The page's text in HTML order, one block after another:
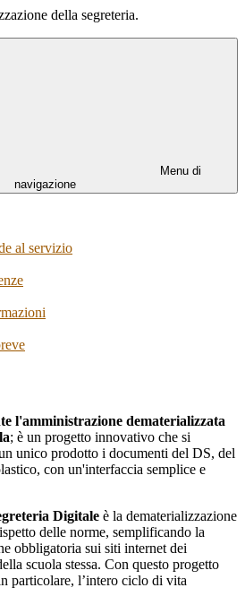
della segreteria.
Menu di
navigazione
al servizio
l'amministrazione dematerializzata
; è un progetto innovativo che si
unico prodotto i documenti del DS, del
con un'interfaccia semplice e
Digitale è la dematerializzazione
delle norme, semplificando la
obbligatoria sui siti internet dei
scuola stessa. Con questo progetto
particolare, l’intero ciclo di vita